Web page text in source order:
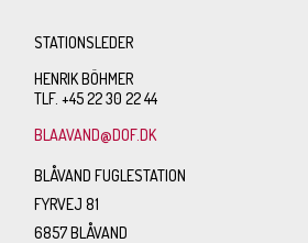
STATIONSLEDER
HENRIK BÖHMER
TLF. +45 22 30 22 44
BLAAVAND@DOF.DK
BLÅVAND FUGLESTATION
FYRVEJ 81
6857 BLÅVAND